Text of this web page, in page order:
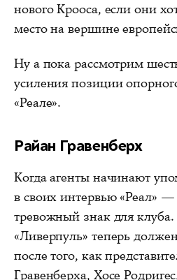
нового Крооса, если они
место на вершине
Ну а пока рассмотрим
усиления позиции
«Реале».
Райан Гравенберх
Когда агенты начинают
в своих интервью «Реал» —
тревожный знак для клуба.
«Ливерпуль» теперь
после того, как
Гравенберха, Хосе